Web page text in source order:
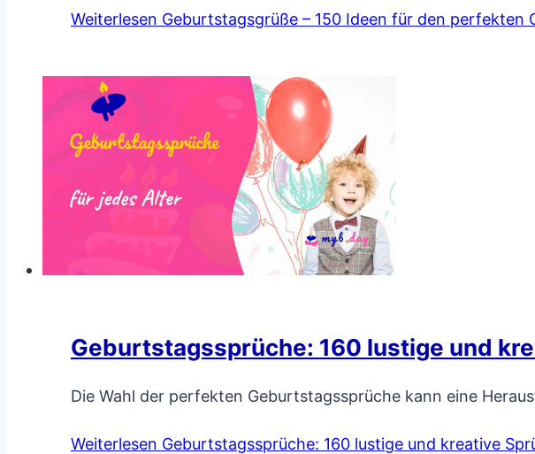
Weiterlesen Geburtstagsgrüße – 150 Ideen für den perfekten
Geburtstagssprüche: 160 lustige und
Die Wahl der perfekten Geburtstagssprüche kann eine
Weiterlesen Geburtstagssprüche: 160 lustige und kreative